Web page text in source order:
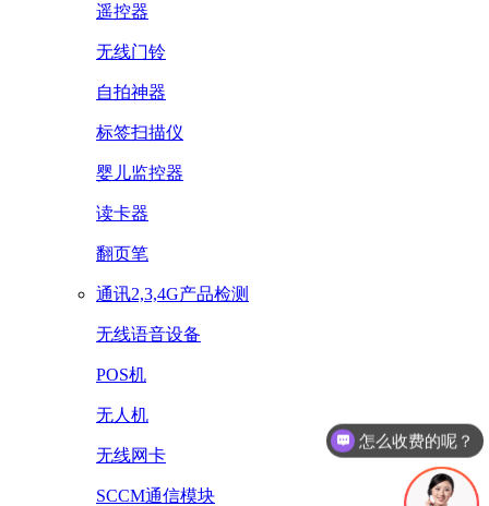
遥控器
无线门铃
自拍神器
标签扫描仪
婴儿监控器
读卡器
翻页笔
通讯2,3,4G产品检测
无线语音设备
POS机
无人机
无线网卡
SCCM通信模块
怎么收费的呢？